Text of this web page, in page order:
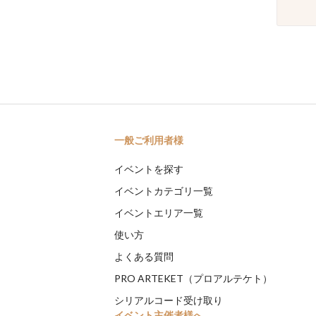
一般ご利用者様
イベントを探す
イベントカテゴリ一覧
イベントエリア一覧
使い方
よくある質問
PRO ARTEKET（プロアルテケト）
シリアルコード受け取り